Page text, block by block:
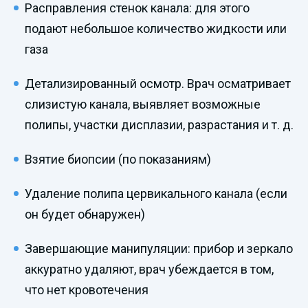
Расправления стенок канала: для этого
подают небольшое количество жидкости или
газа
Детализированный осмотр. Врач осматривает
слизистую канала, выявляет возможные
полипы, участки дисплазии, разрастания и т. д.
Взятие биопсии (по показаниям)
Удаление полипа цервикального канала (если
он будет обнаружен)
Завершающие манипуляции: прибор и зеркало
аккуратно удаляют, врач убеждается в том,
что нет кровотечения